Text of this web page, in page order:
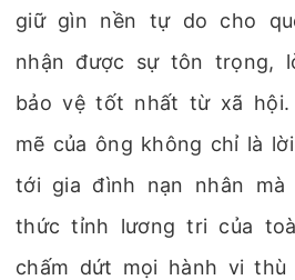
giữ gìn nền tự do cho
nhận được sự tôn trọng,
bảo vệ tốt nhất từ xã hội.
mẽ của ông không chỉ là
tới gia đình nạn nhân
thức tỉnh lương tri của
chấm dứt mọi hành vi